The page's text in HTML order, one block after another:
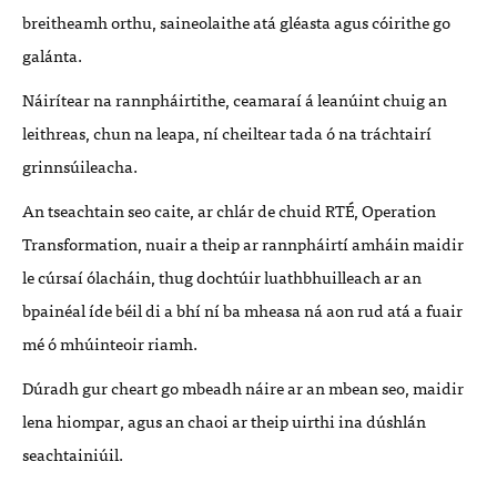
breitheamh orthu, saineolaithe atá gléasta agus cóirithe go
galánta.
Náirítear na rannpháirtithe, ceamaraí á leanúint chuig an
leithreas, chun na leapa, ní cheiltear tada ó na tráchtairí
grinnsúileacha.
An tseachtain seo caite, ar chlár de chuid RTÉ, Operation
Transformation, nuair a theip ar rannpháirtí amháin maidir
le cúrsaí ólacháin, thug dochtúir luathbhuilleach ar an
bpainéal íde béil di a bhí ní ba mheasa ná aon rud atá a fuair
mé ó mhúinteoir riamh.
Dúradh gur cheart go mbeadh náire ar an mbean seo, maidir
lena hiompar, agus an chaoi ar theip uirthi ina dúshlán
seachtainiúil.